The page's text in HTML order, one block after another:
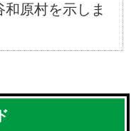
和原村を示しま